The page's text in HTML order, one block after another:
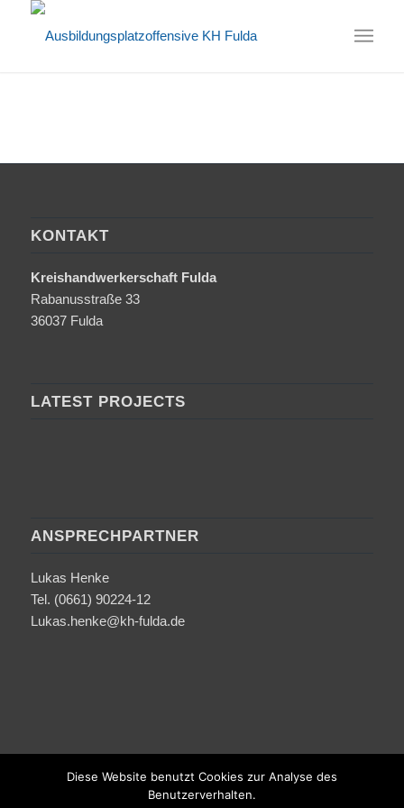
KONTAKT
Kreishandwerkerschaft Fulda
Rabanusstraße 33
36037 Fulda
LATEST PROJECTS
ANSPRECHPARTNER
Lukas Henke
Tel. (0661) 90224-12
Lukas.henke@kh-fulda.de
Diese Website benutzt Cookies zur Analyse des
Benutzerverhalten.